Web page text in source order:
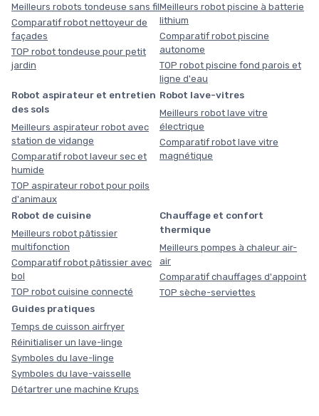
Meilleurs robots tondeuse sans fil
Comparatif robot nettoyeur de
façades
TOP robot tondeuse pour petit
jardin
Meilleurs robot piscine à batterie
lithium
Comparatif robot piscine
autonome
TOP robot piscine fond parois et
ligne d'eau
Robot aspirateur et entretien
des sols
Meilleurs aspirateur robot avec
station de vidange
Comparatif robot laveur sec et
humide
TOP aspirateur robot pour poils
d'animaux
Robot lave-vitres
Meilleurs robot lave vitre
électrique
Comparatif robot lave vitre
magnétique
Robot de cuisine
Meilleurs robot pâtissier
multifonction
Comparatif robot pâtissier avec
bol
TOP robot cuisine connecté
Chauffage et confort
thermique
Meilleurs pompes à chaleur air-
air
Comparatif chauffages d'appoint
TOP sèche-serviettes
Guides pratiques
Temps de cuisson airfryer
Réinitialiser un lave-linge
Symboles du lave-linge
Symboles du lave-vaisselle
Détartrer une machine Krups